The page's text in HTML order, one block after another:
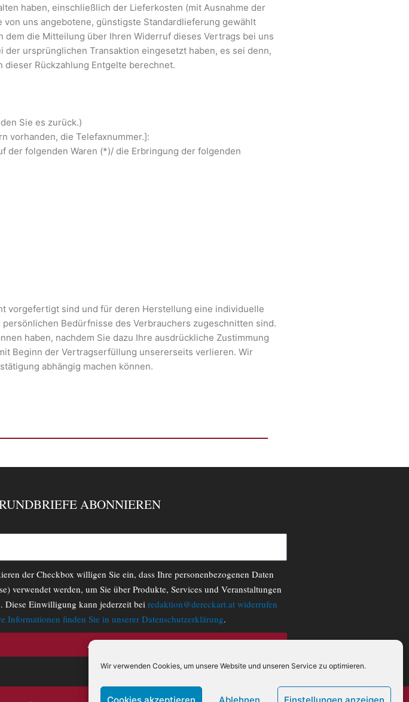
Wir verwenden Cookies, um unsere Website und unseren Service zu optimieren.
Cookies akzeptieren Ablehnen Einstellungen anzeigen
haben, einschließlich der Lieferkosten (mit Ausnahme der
uns angebotene, günstigste Standardlieferung gewählt
dem die Mitteilung über Ihren Widerruf dieses Vertrags bei uns
ursprünglichen Transaktion eingesetzt haben, es sei denn,
Rückzahlung Entgelte berechnet.
Sie es zurück.)
vorhanden, die Telefaxnummer.]:
der folgenden Waren (*)/ die Erbringung der folgenden
vorgefertigt sind und für deren Herstellung eine individuelle
Bedürfnisse des Verbrauchers zugeschnitten sind.
haben, nachdem Sie dazu Ihre ausdrückliche Zustimmung
Beginn der Vertragserfüllung unsererseits verlieren. Wir
abhängig machen können.
ABONNIEREN
der Checkbox willigen Sie ein, dass Ihre personenbezogenen Daten
verwendet werden, um Sie über Produkte, Services und Veranstaltungen
Diese Einwilligung kann jederzeit bei redaktion@dereckart.at widerrufen
Informationen finden Sie in unsererDatenschutzerklärung.
ABONNIEREN